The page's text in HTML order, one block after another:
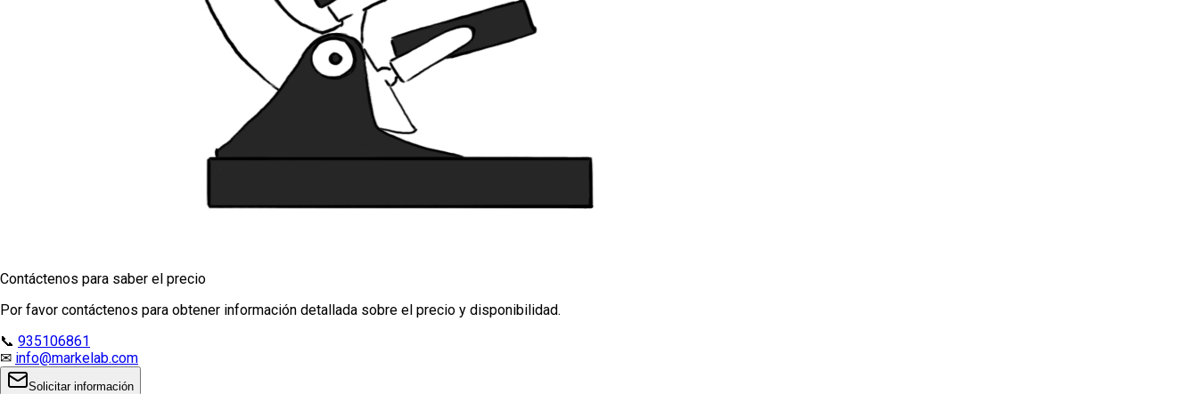
Contáctenos para saber el precio
Por favor contáctenos para obtener información detallada sobre el precio y disponibilidad.
📞 935106861
✉ info@markelab.com
Solicitar información